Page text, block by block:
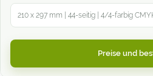
210 x 297 mm | 44-seitig | 4/4-farbig
Preise und